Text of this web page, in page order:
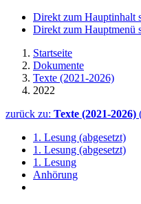
Direkt zum Hauptinhalt
Direkt zum Hauptmenü
Startseite
Dokumente
Texte (2021-2026)
2022
zurück zu: Texte (2021-2026)
1. Lesung (abgesetzt)
1. Lesung (abgesetzt)
1. Lesung
Anhörung